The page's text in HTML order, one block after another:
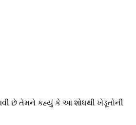
આવી છે તેમને કહ્યું કે આ શોધથી ખેડૂતોની